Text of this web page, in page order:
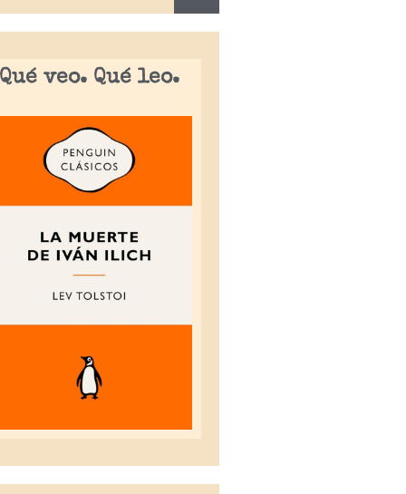
Qué veo. Qué leo.